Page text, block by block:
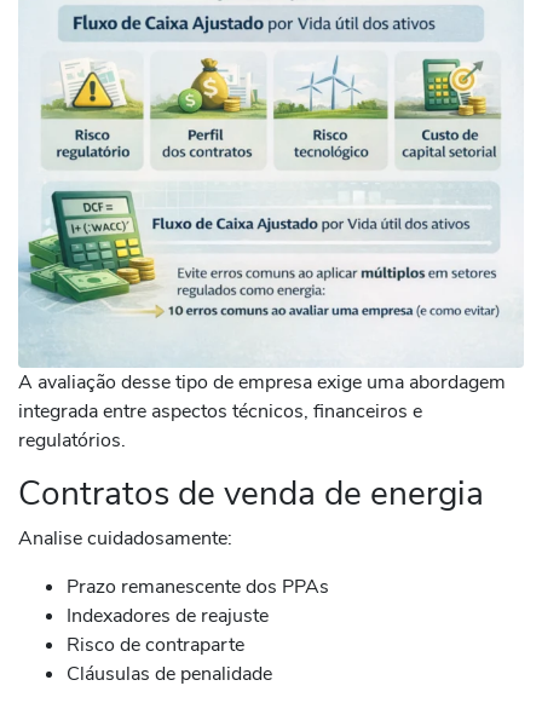
A avaliação desse tipo de empresa exige uma abordagem
integrada entre aspectos técnicos, financeiros e
regulatórios.
Contratos de venda de energia
Analise cuidadosamente:
Prazo remanescente dos PPAs
Indexadores de reajuste
Risco de contraparte
Cláusulas de penalidade